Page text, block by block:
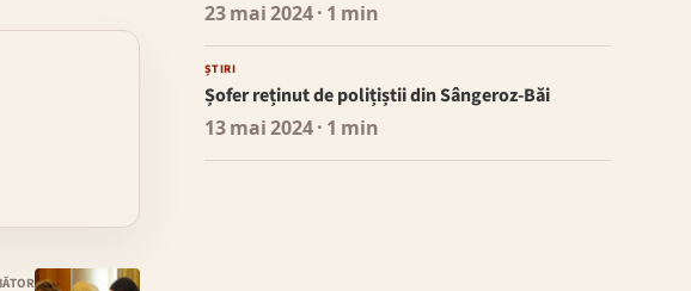
23 mai 2024· 1 min
ȘTIRI
Șofer reținut de polițiștii din Sângeroz-Băi
13 mai 2024· 1 min